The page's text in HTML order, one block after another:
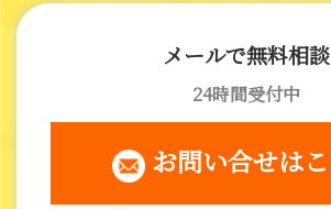
メールで無料相談
24時間受付中
お問い合せは